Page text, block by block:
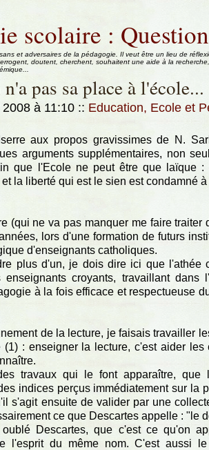
scolaire :
et adversaires de la pédagogie. Il veut être un lieu de
doutent, cherchent, souhaitent une aide à la
pas sa place à l'école...
à 11:10 :: Education, Ecole et
aux propos gravissimes de N.
arguments supplémentaires, non
que l'Ecole ne peut être que laïque
la liberté qui est le sien est condamné
(qui ne va pas manquer me faire traiter
lors d'une formation de futurs
d'enseignants catholiques.
plus d'un, je dois dire ici que l'athée
croyants, travaillant dans
à la fois efficace et respectueuse
de la lecture, je faisais travailler
: enseigner la lecture, c'est aider
travaux qui le font apparaître, que
indices perçus immédiatement sur la
s'agit ensuite de valider par une
ce que Descartes appelle : "le
Descartes, que c'est ce qu'on
l'esprit du même nom. C'est aussi